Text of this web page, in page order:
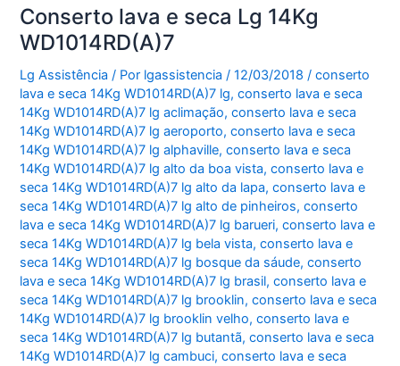
Conserto lava e seca Lg 14Kg
WD1014RD(A)7
Lg Assistência / Por lgassistencia/12/03/2018 /conserto
lava e seca 14Kg WD1014RD(A)7 lg,conserto lava e seca
14Kg WD1014RD(A)7 lg aclimação,conserto lava e seca
14Kg WD1014RD(A)7 lg aeroporto,conserto lava e seca
14Kg WD1014RD(A)7 lg alphaville,conserto lava e seca
14Kg WD1014RD(A)7 lg alto da boa vista,conserto lava e
seca 14Kg WD1014RD(A)7 lg alto da lapa,conserto lava e
seca 14Kg WD1014RD(A)7 lg alto de pinheiros,conserto
lava e seca 14Kg WD1014RD(A)7 lg barueri,conserto lava e
seca 14Kg WD1014RD(A)7 lg bela vista,conserto lava e
seca 14Kg WD1014RD(A)7 lg bosque da sáude,conserto
lava e seca 14Kg WD1014RD(A)7 lg brasil,conserto lava e
seca 14Kg WD1014RD(A)7 lg brooklin,conserto lava e seca
14Kg WD1014RD(A)7 lg brooklin velho,conserto lava e
seca 14Kg WD1014RD(A)7 lg butantã,conserto lava e seca
14Kg WD1014RD(A)7 lg cambuci,conserto lava e seca